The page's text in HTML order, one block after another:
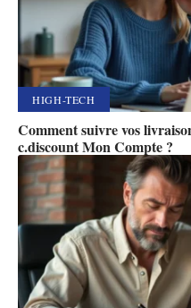
HIGH-TECH
Comment suivre vos
c.discount Mon Compte ?